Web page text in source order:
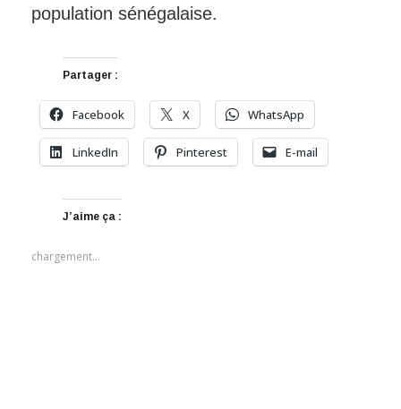
population sénégalaise.
Partager :
Facebook X WhatsApp
LinkedIn Pinterest E-mail
J’aime ça :
chargement…